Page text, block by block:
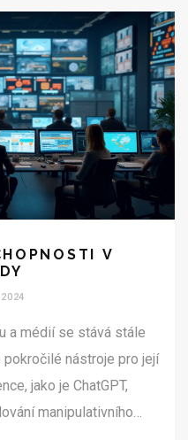
V
a médií se stává stále
nástroje pro její
jako je ChatGPT,
manipulativního